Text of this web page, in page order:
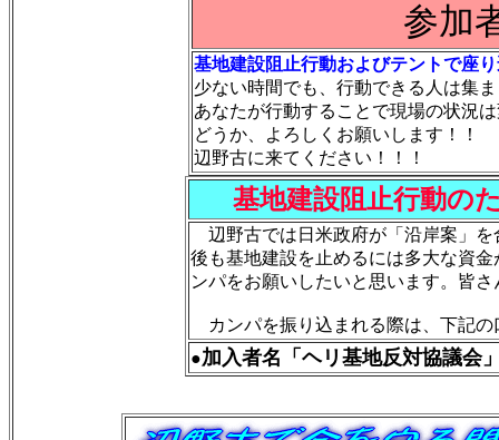
参加
基地建設阻止行動およびテントで座
少ない時間でも、行動できる人は集
あなたが行動することで現場の状況
どうか、よろしくお願いします！！
辺野古に来てください！！！
基地建設阻止行動の
辺野古では日米政府が「沿岸案」を
後も基地建設を止めるには多大な資
ンパをお願いしたいと思います。皆
カンパを振り込まれる際は、下記の
●加入者名「ヘリ基地反対協議